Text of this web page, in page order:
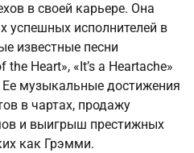
в своей карьере. Она
успешных исполнителей в
известные песни
Heart», «It’s a Heartache»
Ее музыкальные достижения
в чартах, продажу
и выигрыш престижных
как Грэмми.